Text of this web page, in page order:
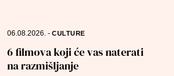
06.08.2026.-CULTURE
6 filmova koji će vas naterati
na razmišljanje